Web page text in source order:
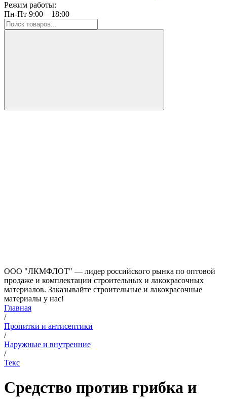
Режим работы:
Пн-Пт 9:00—18:00
ООО "ЛКМФЛОТ" — лидер российского рынка по оптовой
продаже и комплектации строительных и лакокрасочных
материалов. Заказывайте строительные и лакокрасочные
материалы у нас!
Главная
/
Пропитки и антисептики
/
Наружные и внутренние
/
Текс
Средство против грибка и